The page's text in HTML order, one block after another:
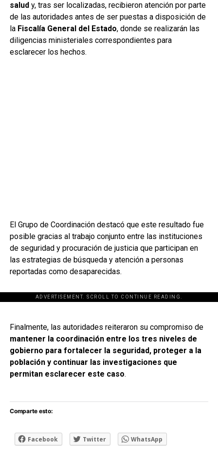
salud y, tras ser localizadas, recibieron atención por parte
de las autoridades antes de ser puestas a disposición de
la Fiscalía General del Estado, donde se realizarán las
diligencias ministeriales correspondientes para
esclarecer los hechos.
El Grupo de Coordinación destacó que este resultado fue
posible gracias al trabajo conjunto entre las instituciones
de seguridad y procuración de justicia que participan en
las estrategias de búsqueda y atención a personas
reportadas como desaparecidas.
ADVERTISEMENT. SCROLL TO CONTINUE READING.
[adsforwp id="243463"]
Finalmente, las autoridades reiteraron su compromiso de
mantener la coordinación entre los tres niveles de
gobierno para fortalecer la seguridad, proteger a la
población y continuar las investigaciones que
permitan esclarecer este caso.
Comparte esto:
Facebook Twitter WhatsApp